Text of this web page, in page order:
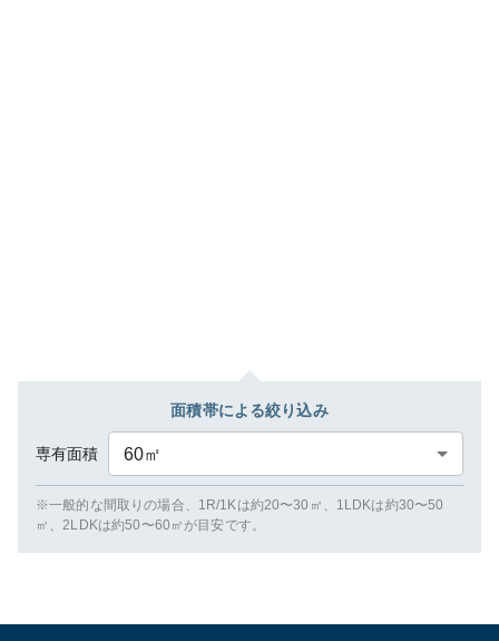
面積帯による絞り込み
専有面積 60㎡
※一般的な間取りの場合、1R/1Kは約20〜30㎡、1LDKは約30〜50
㎡、2LDKは約50〜60㎡が目安です。